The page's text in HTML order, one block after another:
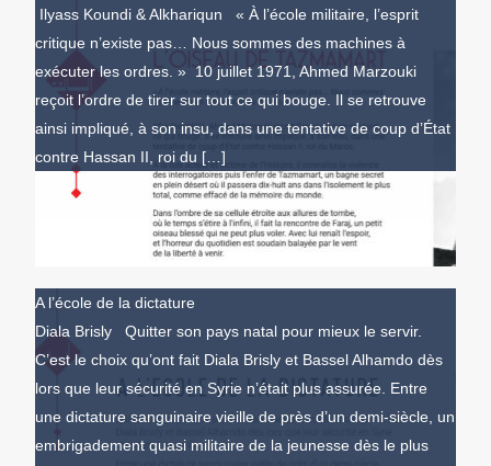
Ilyass Koundi & Alkhariqun « À l’école militaire, l’esprit
critique n’existe pas… Nous sommes des machines à
exécuter les ordres. » 10 juillet 1971, Ahmed Marzouki
reçoit l’ordre de tirer sur tout ce qui bouge. Il se retrouve
ainsi impliqué, à son insu, dans une tentative de coup d’État
contre Hassan II, roi du […]
A l’école de la dictature
Diala Brisly Quitter son pays natal pour mieux le servir.
C’est le choix qu’ont fait Diala Brisly et Bassel Alhamdo dès
lors que leur sécurité en Syrie n’était plus assurée. Entre
une dictature sanguinaire vieille de près d’un demi-siècle, un
embrigadement quasi militaire de la jeunesse dès le plus